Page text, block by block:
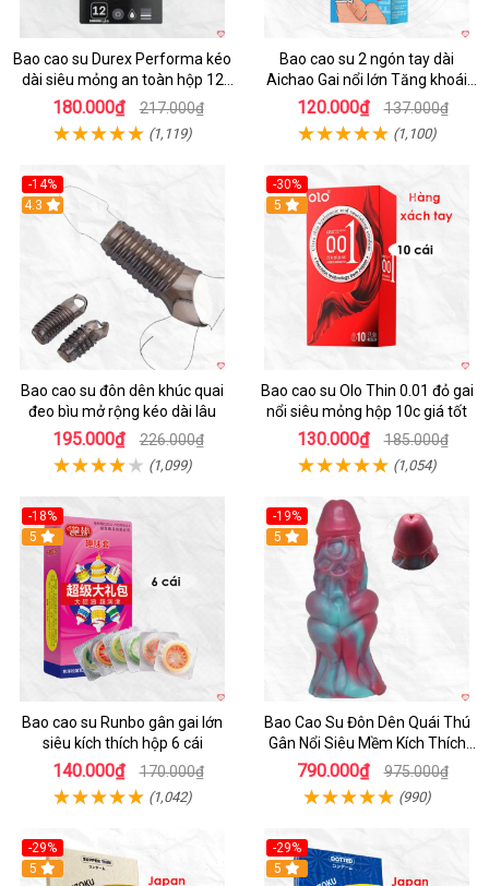
Bao cao su Durex Performa kéo
dài siêu mỏng an toàn hộp 12
cái
180.000₫ 217.000₫
(1,119)
Bao cao su 2 ngón tay dài
Aichao Gai nổi lớn Tăng khoái
cảm
120.000₫ 137.000₫
(1,100)
-14%
4.3
Bao cao su đôn dên khúc quai
đeo bìu mở rộng kéo dài lâu
195.000₫ 226.000₫
(1,099)
-30%
5
Bao cao su Olo Thin 0.01 đỏ gai
nổi siêu mỏng hộp 10c giá tốt
130.000₫ 185.000₫
(1,054)
-18%
Hot
5
Bao cao su Runbo gân gai lớn
siêu kích thích hộp 6 cái
140.000₫ 170.000₫
(1,042)
-19%
5
Bao Cao Su Đôn Dên Quái Thú
Gân Nổi Siêu Mềm Kích Thích
Tột Đỉnh
790.000₫ 975.000₫
(990)
-29%
5
-29%
5